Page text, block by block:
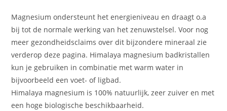
Magnesium ondersteunt het energieniveau en draagt o.a
bij tot de normale werking van het zenuwstelsel. Voor nog
meer gezondheidsclaims over dit bijzondere mineraal zie
verderop deze pagina. Himalaya magnesium badkristallen
kun je gebruiken in combinatie met warm water in
bijvoorbeeld een voet- of ligbad.
Himalaya magnesium is 100% natuurlijk, zeer zuiver en met
een hoge biologische beschikbaarheid.